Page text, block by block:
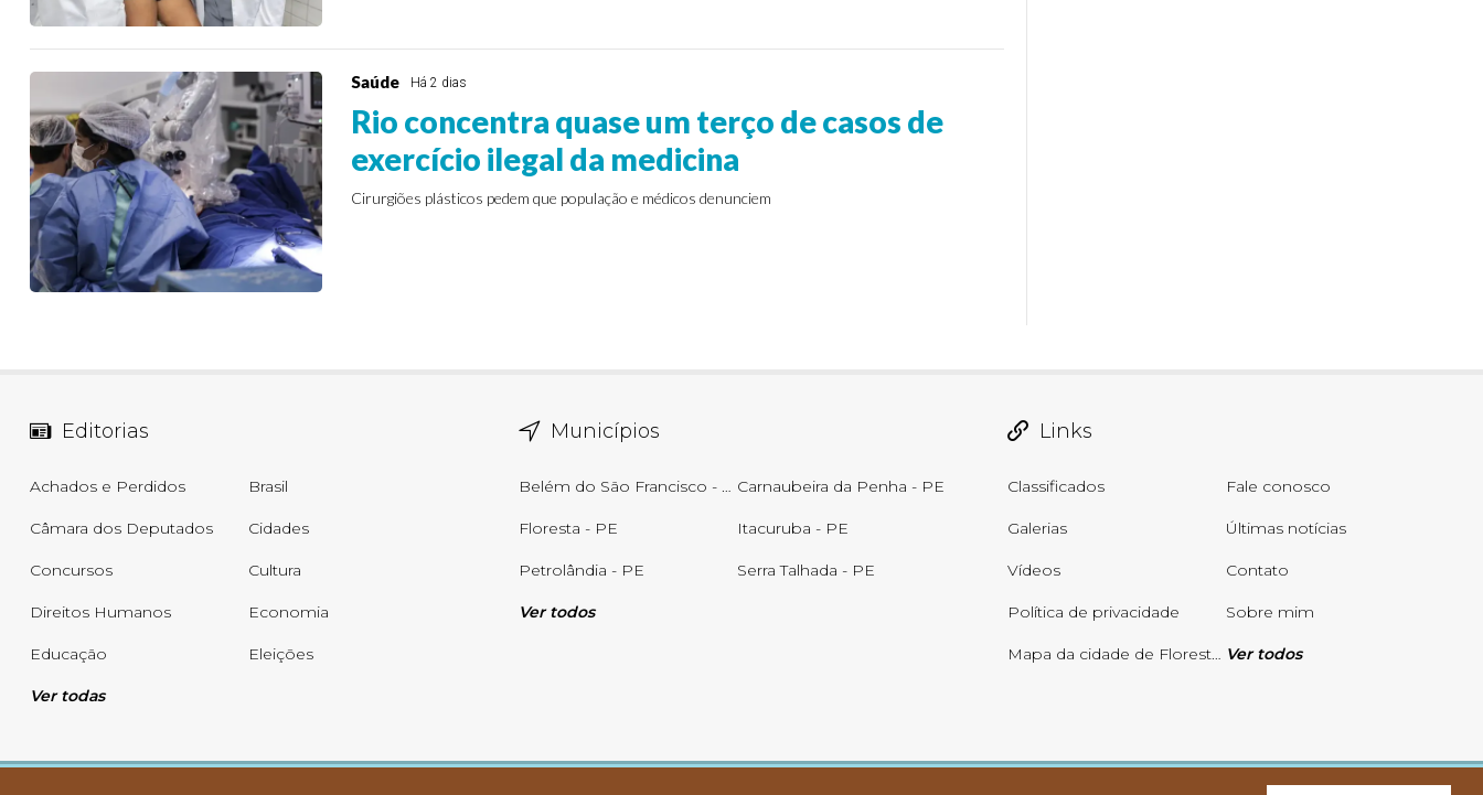
Saúde Há 2 dias
Rio concentra quase um terço de casos de
exercício ilegal da medicina
Cirurgiões plásticos pedem que população e médicos denunciem
Editorias
Achados e Perdidos Brasil
Câmara dos Deputados Cidades
Concursos Cultura
Direitos Humanos Economia
Educação Eleições
Ver todas
Municípios
Belém do São Francisco - PE Carnaubeira da Penha - PE
Floresta - PE Itacuruba - PE
Petrolândia - PE Serra Talhada - PE
Ver todos
Links
Classificados Fale conosco
Galerias Últimas notícias
Vídeos Contato
Política de privacidade Sobre mim
Mapa da cidade de Floresta-PE atualizado em Março de 2025 Ver todos